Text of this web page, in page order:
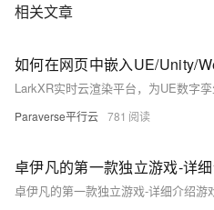
相关文章
Paraverse平行云 781